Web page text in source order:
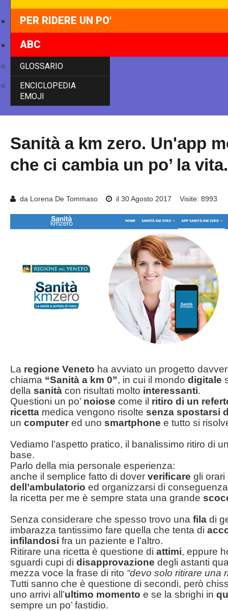
PER RIDERE UN PO'
ABC
GLOSSARIO
ENCICLOPEDIA
EMOJI
Sanità a km zero. Un'app
che ci cambia un po’ la vita.
da Lorena De Tommaso il 30 Agosto 2017 Visite: 8993
La regione Veneto ha avviato un progetto
chiama “Sanità a km 0”, in cui il mondo digitale
della sanità con risultati molto interessanti.
Questioni un po’ noiose come il ritiro di un
ricetta medica vengono risolte senza spostarsi
un computer ed uno smartphone e tutto si
Vediamo l’aspetto pratico, il banalissimo ritiro di
base.
Parlo della mia personale esperienza:
anche il semplice fatto di dover verificare gli
dell’ambulatorio ed organizzarsi di
la ricetta per me è sempre stata una grande
Senza considerare che spesso trovo una fila di
imbarazza tantissimo fare quella che tenta di
infilandosi fra un paziente e l’altro.
Ritirare una ricetta è questione di attimi, eppure
sguardi cupi di disapprovazione degli astanti
mezza voce la frase di rito “devo solo ritirare una
Tutti sanno che è questione di secondi, però
uno arrivi all’ultimo momento e se la sbrighi in
sempre un po’ fastidio.